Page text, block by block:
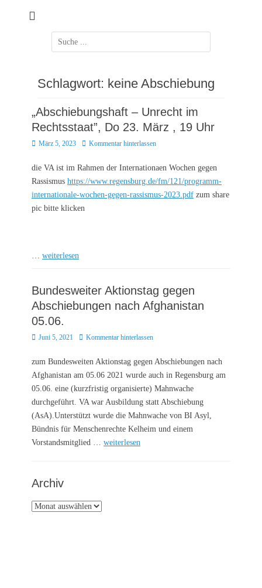
Suchen
nach:
Schlagwort: keine Abschiebung
„Abschiebungshaft – Unrecht im
Rechtsstaat”, Do 23. März , 19 Uhr
Posted
März 5, 2023 Kommentar hinterlassen
die VA ist im Rahmen der Internationaen Wochen gegen
Rassismus https://www.regensburg.de/fm/121/programm-
internationale-wochen-gegen-rassismus-2023.pdf zum share
pic bitte klicken
weiterlesen
Bundesweiter Aktionstag gegen
Abschiebungen nach Afghanistan
05.06.
Posted
Juni 5, 2021 Kommentar hinterlassen
zum Bundesweiten Aktionstag gegen Abschiebungen nach
Afghanistan am 05.06 2021 wurde auch in Regensburg am
05.06. eine (kurzfristig organisierte) Mahnwache
durchgeführt. VA war Ausbildung statt Abschiebung
(AsA).Unterstützt wurde die Mahnwache von BI Asyl,
Bündnis für Menschenrechte Kelheim und einem
Vorstandsmitglied … weiterlesen
Archiv
Archiv